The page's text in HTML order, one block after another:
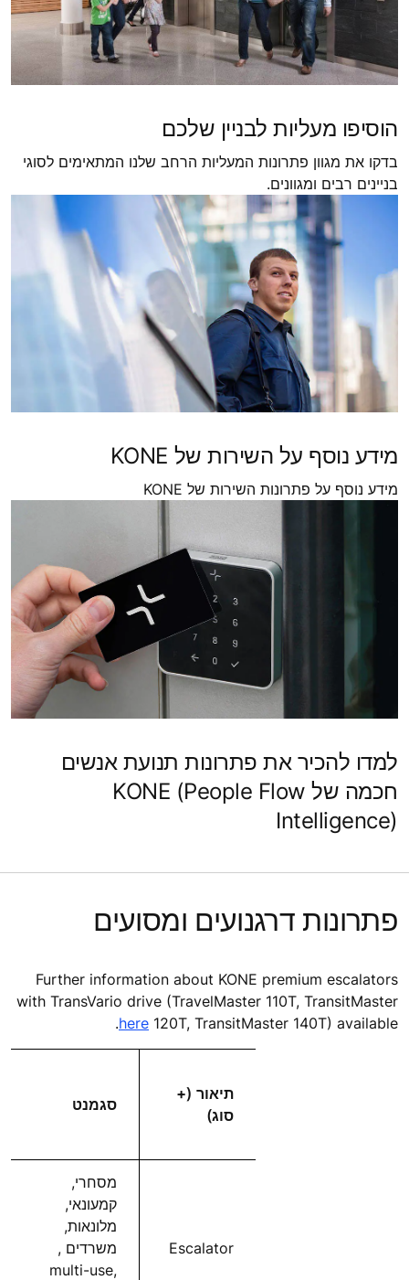
הוסיפו מעליות לבניין שלכם
בדקו את מגוון פתרונות המעליות הרחב שלנו המתאימים לסוגי
בניינים רבים ומגוונים.
מידע נוסף על השירות של KONE
מידע נוסף על פתרונות השירות של KONE
למדו להכיר את פתרונות תנועת אנשים
חכמה של KONE (People Flow
Intelligence)
פתרונות דרגנועים ומסועים
Further information about KONE premium escalators
with TransVario drive (TravelMaster 110T, TransitMaster
120T, TransitMaster 140T) available
here
.
תיאור (+
סוג)
סגמנט
Escalator
מסחרי,
קמעונאי,
מלונאות,
משרדים ,
multi-use,